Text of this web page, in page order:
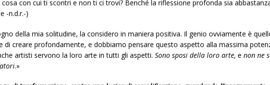
cosa con cui ti scontri e non ti ci trovi? Benché la riflessione profonda sia
-n.d.r.-)
della mia solitudine, la considero in maniera positiva. Il genio ovviamente è
di creare profondamente, e dobbiamo pensare questo aspetto alla massima
artisti servono la loro arte in tutti gli aspetti. Sono sposi della loro arte, e non ne
.»